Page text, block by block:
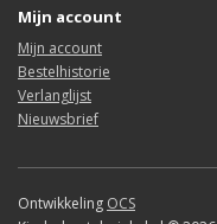
Mijn account
Mijn account
Bestelhistorie
Verlanglijst
Nieuwsbrief
Ontwikkeling OCS